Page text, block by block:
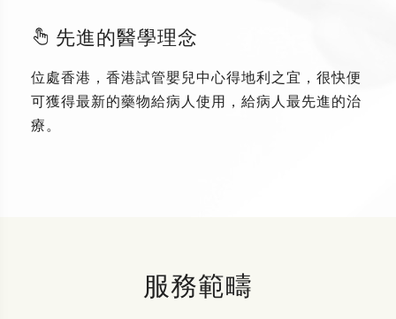
先進的醫學理念
位處香港，香港試管嬰兒中心得地利之宜，很快便
可獲得最新的藥物給病人使用，給病人最先進的治
療。
服務範疇